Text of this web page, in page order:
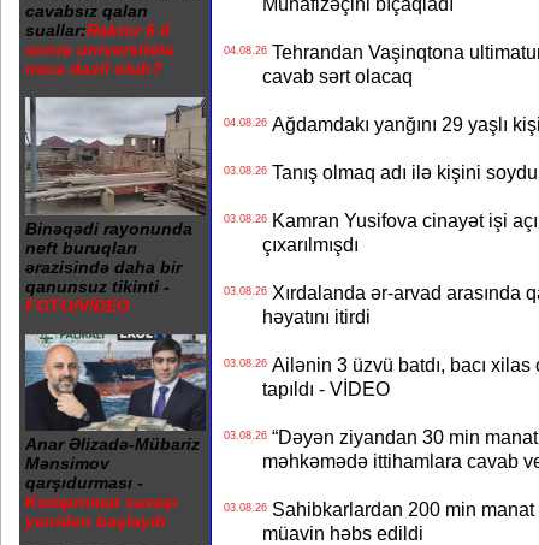
cavabsız qalan
suallar:Rektor 6 il
sonra universitetə
necə daxil olub?
Binəqədi rayonunda
neft buruqları
ərazisində daha bir
qanunsuz tikinti -
FOTO/VİDEO
Anar Əlizadə-Mübariz
Mənsimov
qarşıdurması -
Kompromat savaşı
yenidən başlayıb
04.08.26Tehrandan Vaşinqtona
cavab sərt olacaq
04.08.26Ağdamdakı yanğını 29 yaşlı
03.08.26Tanış olmaq adı ilə kişini
03.08.26Kamran Yusifova cinayət işi
çıxarılmışdı
03.08.26Xırdalanda ər-arvad arasında
həyatını itirdi
03.08.26Ailənin 3 üzvü batdı, bacı xilas
tapıldı - VİDEO
03.08.26“Dəyən ziyandan 30 min
məhkəmədə ittihamlara cavab
03.08.26Sahibkarlardan 200 min manat
müavin həbs edildi